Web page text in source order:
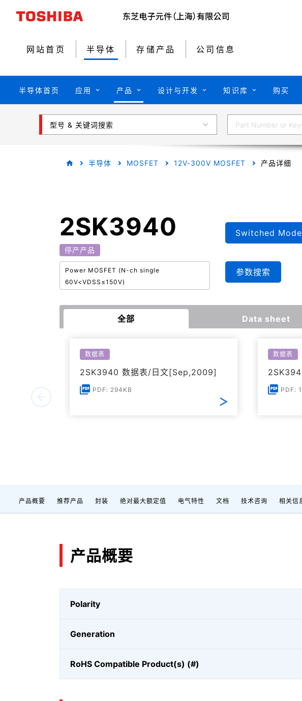
网站首页 半导体 存储产品 公司信息
半导体首页 应用 产品 设计与开发 知识库 购买
型号 & 关键词搜索
半导体 MOSFET 12V-300V MOSFET 产品详细
2SK3940
停产产品
Power MOSFET (N-ch single
60V<VDSS≤150V)
Switched
参数搜索
全部 Data sheet
数据表
2SK3940 数据表/日文[Sep,2009]
PDF: 294KB
数据表
PDF:
产品概要 推荐产品 封装 绝对最大额定值 电气特性 文档 技术咨询 相关信
产品概要
Polarity
Generation
RoHS Compatible Product(s) (#)